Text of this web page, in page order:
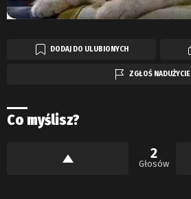
DODAJ DO ULUBIONYCH
ZGŁOŚ NADUŻYCIE
Co myślisz?
2
Głosów